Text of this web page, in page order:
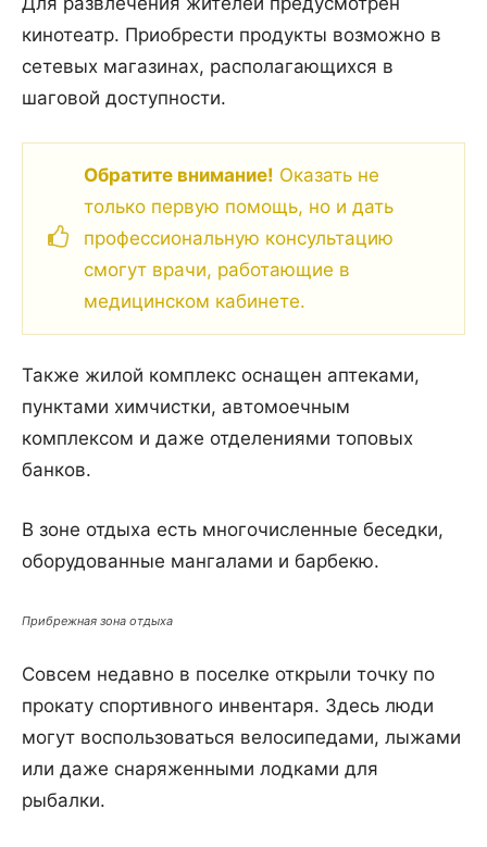
кинотеатр. Приобрести продукты возможно в
сетевых магазинах, располагающихся в
шаговой доступности.
Обратите внимание! Оказать не
только первую помощь, но и дать
профессиональную консультацию
смогут врачи, работающие в
медицинском кабинете.
Также жилой комплекс оснащен аптеками,
пунктами химчистки, автомоечным
комплексом и даже отделениями топовых
банков.
В зоне отдыха есть многочисленные беседки,
оборудованные мангалами и барбекю.
Прибрежная зона отдыха
Совсем недавно в поселке открыли точку по
прокату спортивного инвентаря. Здесь люди
могут воспользоваться велосипедами, лыжами
или даже снаряженными лодками для
рыбалки.